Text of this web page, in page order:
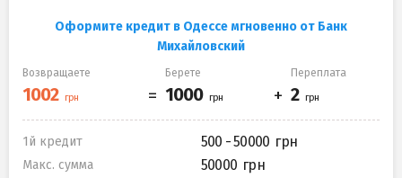
Оформите кредит в Одессе мгновенно от Банк
Михайловский
Возвращаете Берете Переплата
1й кредит 500 - 50000
Макс. сумма 50000